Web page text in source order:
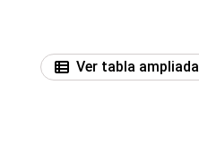
Ver tabla ampliada